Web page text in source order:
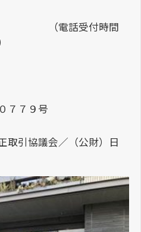
受付時間
７７９号
取引協議会／（公財）日